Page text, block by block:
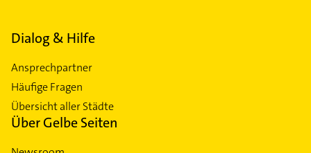
Dialog & Hilfe
Ansprechpartner
Häufige Fragen
Übersicht aller Städte
Über Gelbe Seiten